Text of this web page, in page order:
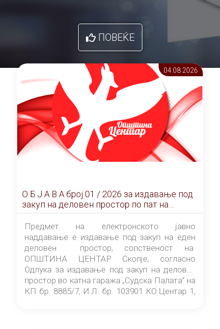
ПОВЕЌЕ
04.08 2026
О Б Ј А В А брoj 01 / 2026 за издавање под
закуп на деловен простор по пат на
ЕЛЕКТРОНСКО ЈАВНО НАДДАВАЊЕ
Предмет на електронското јавно
наддавање е издавање под закуп на еден
деловен простор, сопственост на
ОПШТИНА ЦЕНТАР Скопје, согласно
Одлука за издавање под закуп на деловен
простор во катна гаража „Судска Палата” на
КП бр. 8885/7, И.Л. бр. 103901 КО Центар 1,